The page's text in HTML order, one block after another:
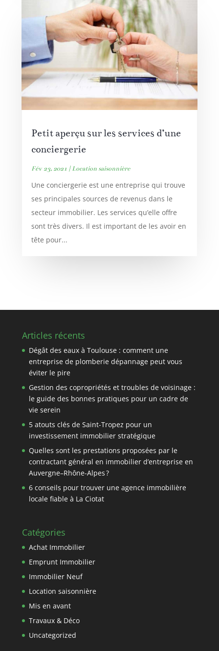
Petit aperçu sur les services d’une
conciergerie
Fév 23, 2021|Location saisonnière
Une conciergerie est une entreprise qui trouve
ses principales sources de revenus dans le
secteur immobilier. Les services qu’elle offre
sont très divers. Il est important de les avoir en
tête pour...
Articles récents
Dégât des eaux à Toulouse : comment une
entreprise de plomberie dépannage peut vous
éviter le pire
Gestion des copropriétés et troubles de voisinage :
le guide des bonnes pratiques pour un cadre de
vie serein
5 atouts clés de Saint-Tropez pour un
investissement immobilier stratégique
Quelles sont les prestations proposées par le
contractant général en immobilier d’entreprise en
Auvergne–Rhône-Alpes ?
6 conseils pour trouver une agence immobilière
locale fiable à La Ciotat
Catégories
Achat Immobilier
Emprunt Immobilier
Immobilier Neuf
Location saisonnière
Mis en avant
Travaux & Déco
Uncategorized